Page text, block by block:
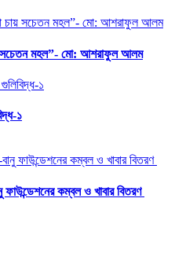
সচেতন মহল”- মো: আশরাফুল আলম
১
ফাউন্ডেশনের কম্বল ও খাবার বিতরণ